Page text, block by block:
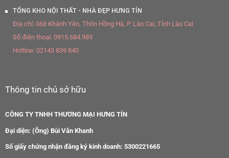
TỔNG KHO NỘI THẤT - NHÀ ĐẸP HƯNG TÍN
Địa chỉ: 068 Khánh Yên, Thôn Hồng Hà, P. Lào Cai, Tỉnh Lào Cai
Số điện thoại: 0915.684.989
Hotline: 02143 839 840
Thông tin chủ sở hữu
CÔNG TY TNHH THƯƠNG MẠI HƯNG TÍN
Đại diện: (Ông) Bùi Văn Khanh
Số giấy chứng nhận đăng ký kinh doanh: 5300221665